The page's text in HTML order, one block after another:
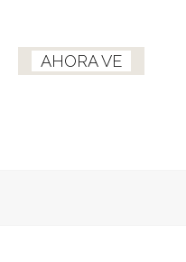
AHORA VE